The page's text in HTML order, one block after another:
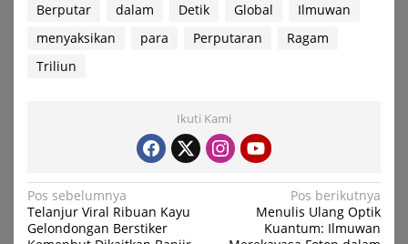
Berputar dalam Detik Global
Ilmuwan
menyaksikan
para Perputaran
Ragam
Triliun
Ikuti Kami
Navigasi
pos
Pos sebelumnya
Telanjur Viral Ribuan Kayu
Gelondongan Berstiker
Pos berikutnya
Menulis Ulang Optik
Kuantum: Ilmuwan